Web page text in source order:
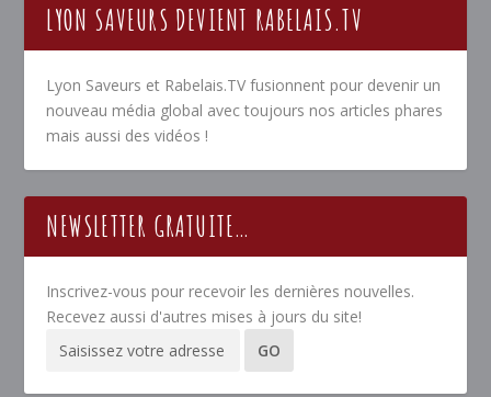
LYON SAVEURS DEVIENT RABELAIS.TV
Lyon Saveurs et Rabelais.TV fusionnent pour devenir un
nouveau média global avec toujours nos articles phares
mais aussi des vidéos !
NEWSLETTER GRATUITE…
Inscrivez-vous pour recevoir les dernières nouvelles.
Recevez aussi d'autres mises à jours du site!